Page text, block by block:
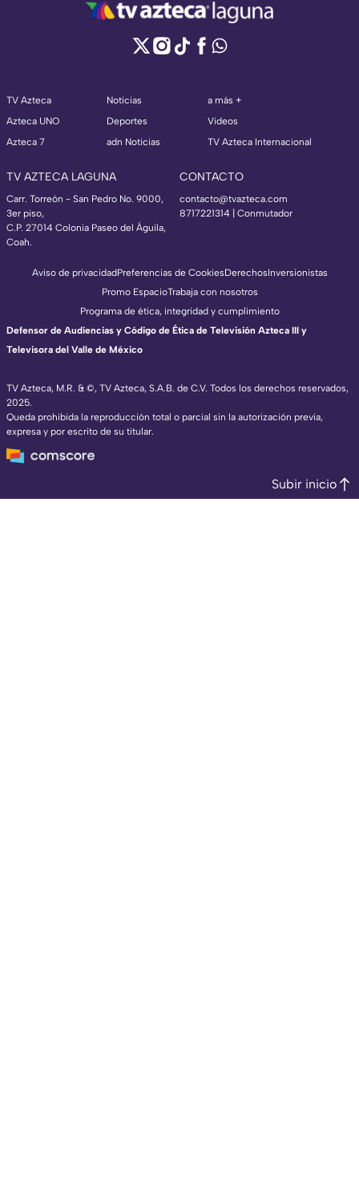
TV Azteca
Azteca UNO
Azteca 7
Noticias
Deportes
adn Noticias
a más +
Videos
TV Azteca Internacional
TV AZTECA LAGUNA
Carr. Torreón - San Pedro No. 9000,
3er piso,
C.P. 27014 Colonia Paseo del Águila,
Coah.
CONTACTO
contacto@tvazteca.com
8717221314 | Conmutador
TV Azteca, M.R. & ©, TV Azteca, S.A.B. de C.V. Todos los derechos reservados,
2025.
Queda prohibida la reproducción total o parcial sin la autorización previa,
expresa y por escrito de su titular.
Aviso de privacidadPreferencias de CookiesDerechosInversionistas
Promo EspacioTrabaja con nosotros
Programa de ética, integridad y cumplimiento
Defensor de Audiencias y Código de Ética de Televisión Azteca III y
Televisora del Valle de México
Subir inicio